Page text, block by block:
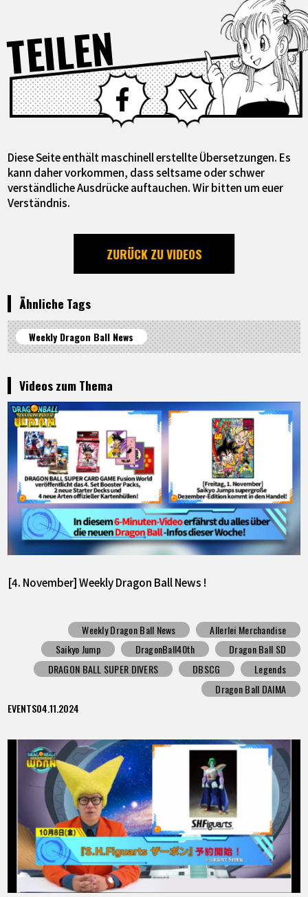
TEILEN Facebook X
Diese Seite enthält maschinell erstellte Übersetzungen. Es
kann daher vorkommen, dass seltsame oder schwer
verständliche Ausdrücke auftauchen. Wir bitten um euer
Verständnis.
ZURÜCK ZU VIDEOS
Ähnliche Tags
Weekly Dragon Ball News
Videos zum Thema
[4. November] Weekly Dragon Ball News !
Weekly Dragon Ball News
Allerlei Merchandise
Saikyo Jump
DragonBall40th
Dragon Ball SD
DRAGON BALL SUPER DIVERS
DBSCG
Legends
Dragon Ball DAIMA
EVENTS04.11.2024